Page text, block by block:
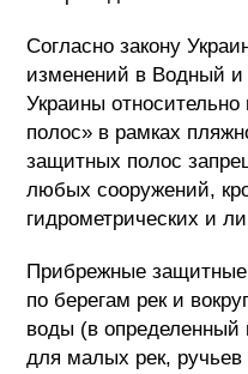
Согласно закону
изменений в Водный
Украины
полос» в рамках
защитных полос
любых сооружений,
гидрометрических и
Прибрежные
по берегам рек и
воды (в
для малых рек, ручьев